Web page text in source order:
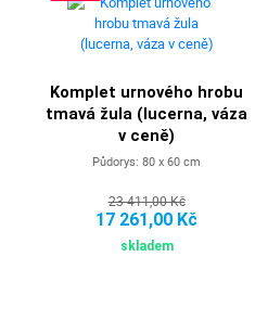
Komplet urnového hrobu
tmavá žula (lucerna, váza
v ceně)
Půdorys: 80 x 60 cm
23 411,00 Kč
17 261,00 Kč
skladem